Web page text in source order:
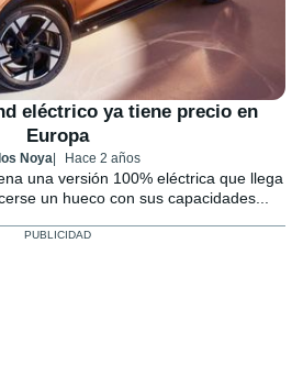
eléctrico ya tiene precio en
Europa
Noya Hace 2 años
una versión 100% eléctrica que llega
un hueco con sus capacidades...